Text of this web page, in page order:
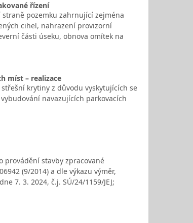
řízení
pozemku zahrnující zejména
cihel, nahrazení provizorní
části úseku, obnova omítek na
míst – realizace
krytiny z důvodu vyskytujících se
navazujících parkovacích
provádění stavby zpracované
(9/2014) a dle výkazu výměr,
7. 3. 2024, č.j. SÚ/24/1159/JEJ;